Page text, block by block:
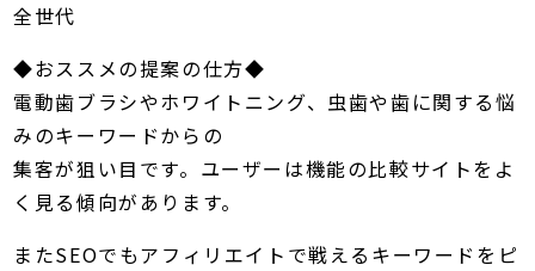
全世代
◆おススメの提案の仕方◆
電動歯ブラシやホワイトニング、虫歯や歯に関する悩
みのキーワードからの
集客が狙い目です。ユーザーは機能の比較サイトをよ
く見る傾向があります。
またSEOでもアフィリエイトで戦えるキーワードをピ